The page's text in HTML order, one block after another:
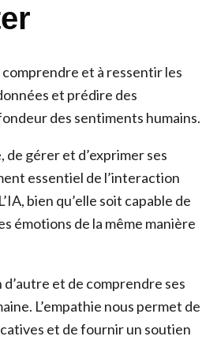
comprendre et à ressentir les
et prédire des
des sentiments humains.
gérer et d’exprimer ses
essentiel de l’interaction
bien qu’elle soit capable de
émotions de la même manière
d’autre et de comprendre ses
L’empathie nous permet de
et de fournir un soutien